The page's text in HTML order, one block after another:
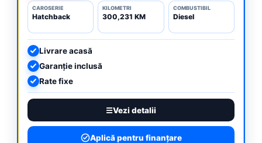
CAROSERIE
Hatchback
KILOMETRI
300,231 KM
COMBUSTIBIL
Diesel
Livrare acasă
Garanție inclusă
Rate fixe
Vezi detalii
Aplică pentru finanțare